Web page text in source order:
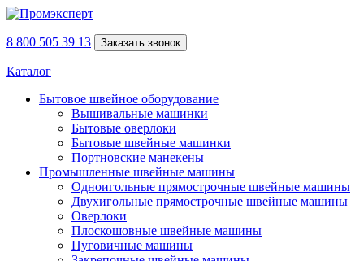
8 800 505 39 13 Заказать звонок
Каталог
Бытовое швейное оборудование
Вышивальные машинки
Бытовые оверлоки
Бытовые швейные машинки
Портновские манекены
Промышленные швейные машины
Одноигольные прямострочные швейные машины
Двухигольные прямострочные швейные машины
Оверлоки
Плоскошовные швейные машины
Пуговичные машины